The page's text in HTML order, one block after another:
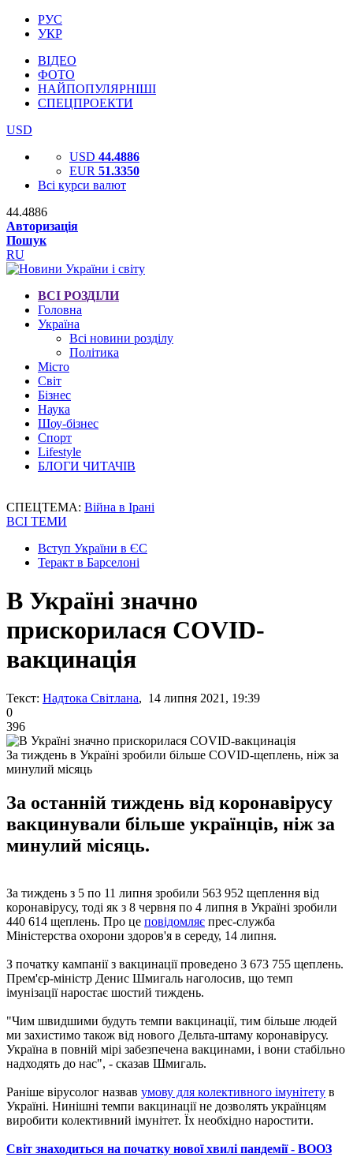
РУС
УКР
ВІДЕО
ФОТО
НАЙПОПУЛЯРНІШІ
СПЕЦПРОЕКТИ
USD
USD 44.4886
EUR 51.3350
Всі курси валют
44.4886
Авторизація
Пошук
RU
ВСІ РОЗДІЛИ
Головна
Україна
Всі новини розділу
Політика
Місто
Світ
Бізнес
Наука
Шоу-бізнес
Спорт
Lifestyle
БЛОГИ ЧИТАЧІВ
СПЕЦТЕМА: Війна в Ірані
ВСІ ТЕМИ
Вступ України в ЄС
Теракт в Барселоні
В Україні значно
прискорилася COVID-
вакцинація
Текст: Надтока Світлана, 14 липня 2021, 19:39
0
396
За тиждень в Україні зробили більше COVID-щеплень, ніж за
минулий місяць
За останній тиждень від коронавірусу
вакцинували більше українців, ніж за
минулий місяць.
За тиждень з 5 по 11 липня зробили 563 952 щеплення від
коронавірусу, тоді як з 8 червня по 4 липня в Україні зробили
440 614 щеплень. Про це повідомляє прес-служба
Міністерства охорони здоров'я в середу, 14 липня.
З початку кампанії з вакцинації проведено 3 673 755 щеплень.
Прем'єр-міністр Денис Шмигаль наголосив, що темп
імунізації наростає шостий тиждень.
"Чим швидшими будуть темпи вакцинації, тим більше людей
ми захистимо також від нового Дельта-штаму коронавірусу.
Україна в повній мірі забезпечена вакцинами, і вони стабільно
надходять до нас", - сказав Шмигаль.
Раніше вірусолог назвав умову для колективного імунітету в
Україні. Нинішні темпи вакцинації не дозволять українцям
виробити колективний імунітет. Їх необхідно наростити.
Світ знаходиться на початку нової хвилі пандемії - ВООЗ